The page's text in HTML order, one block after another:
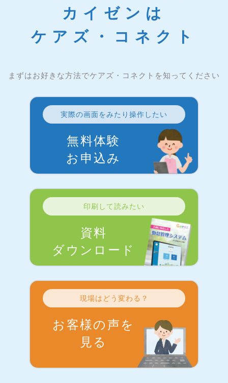
カイゼンは
ケアズ・コネクト
まずはお好きな方法でケアズ・コネクトを知ってください
実際の画面をみたり操作したい
無料体験
お申込み
印刷して読みたい
資料
ダウンロード
現場はどう変わる？
お客様の声を
見る